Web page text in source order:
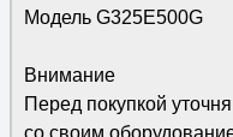
Модель G325E500G
Внимание
Перед покупкой
со своим